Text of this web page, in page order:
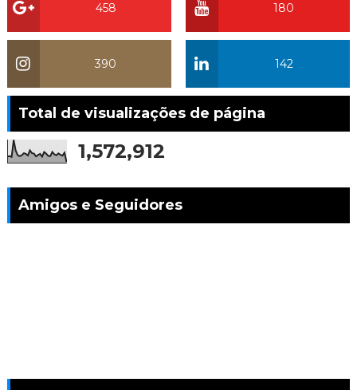
180
458
142
390
Total de visualizações de página
1,572,912
Amigos e Seguidores